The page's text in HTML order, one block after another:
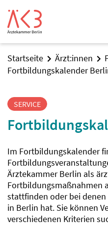
Startseite Ärzt:innen
Fortbildungskalender
SERVICE
Im Fortbildungskalender
Ärztekammer Berlin als
Fortbildungsmaßnahmen
stattfinden oder bei
in Berlin hat. Sie können
verschiedenen Kriterien